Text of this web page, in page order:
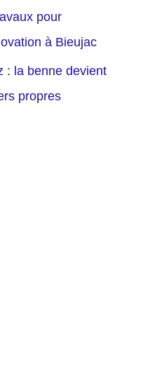
pour
à Bieujac
: la benne devient
propres